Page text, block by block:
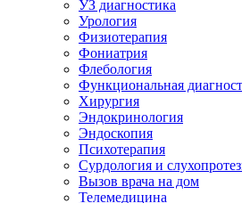
УЗ диагностика
Урология
Физиотерапия
Фониатрия
Флебология
Функциональная
Хирургия
Эндокринология
Эндоскопия
Психотерапия
Сурдология и
Вызов врача на дом
Телемедицина